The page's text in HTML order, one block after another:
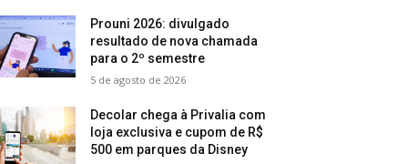
Prouni 2026: divulgado
resultado de nova chamada
para o 2º semestre
5 de agosto de 2026
Decolar chega à Privalia com
loja exclusiva e cupom de R$
500 em parques da Disney